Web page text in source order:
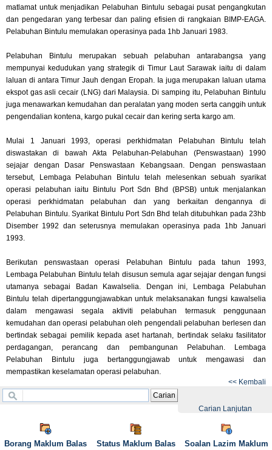
matlamat untuk menjadikan Pelabuhan Bintulu sebagai pusat pengangkutan
dan pengedaran yang terbesar dan paling efisien di rangkaian BIMP-EAGA.
Pelabuhan Bintulu memulakan operasinya pada 1hb Januari 1983.
Pelabuhan Bintulu merupakan sebuah pelabuhan antarabangsa yang
mempunyai kedudukan yang strategik di Timur Laut Sarawak iaitu di dalam
laluan di antara Timur Jauh dengan Eropah. Ia juga merupakan laluan utama
ekspot gas asli cecair (LNG) dari Malaysia. Di samping itu, Pelabuhan Bintulu
juga menawarkan kemudahan dan peralatan yang moden serta canggih untuk
pengendalian kontena, kargo pukal cecair dan kering serta kargo am.
Mulai 1 Januari 1993, operasi perkhidmatan Pelabuhan Bintulu telah
diswastakan di bawah Akta Pelabuhan-Pelabuhan (Penswastaan) 1990
sejajar dengan Dasar Penswastaan Kebangsaan. Dengan penswastaan
tersebut, Lembaga Pelabuhan Bintulu telah melesenkan sebuah syarikat
operasi pelabuhan iaitu Bintulu Port Sdn Bhd (BPSB) untuk menjalankan
operasi perkhidmatan pelabuhan dan yang berkaitan dengannya di
Pelabuhan Bintulu. Syarikat Bintulu Port Sdn Bhd telah ditubuhkan pada 23hb
Disember 1992 dan seterusnya memulakan operasinya pada 1hb Januari
1993.
Berikutan penswastaan operasi Pelabuhan Bintulu pada tahun 1993,
Lembaga Pelabuhan Bintulu telah disusun semula agar sejajar dengan fungsi
utamanya sebagai Badan Kawalselia. Dengan ini, Lembaga Pelabuhan
Bintulu telah dipertanggungjawabkan untuk melaksanakan fungsi kawalselia
dalam mengawasi segala aktiviti pelabuhan termasuk penggunaan
kemudahan dan operasi pelabuhan oleh pengendali pelabuhan berlesen dan
bertindak sebagai pemilik kepada aset hartanah, bertindak selaku fasilitator
perdagangan, perancang dan pembangunan Pelabuhan. Lembaga
Pelabuhan Bintulu juga bertanggungjawab untuk mengawasi dan
mempastikan keselamatan operasi pelabuhan.
<< Kembali
Carian
Carian Lanjutan
Borang Maklum Balas Status Maklum Balas Soalan Lazim Maklum